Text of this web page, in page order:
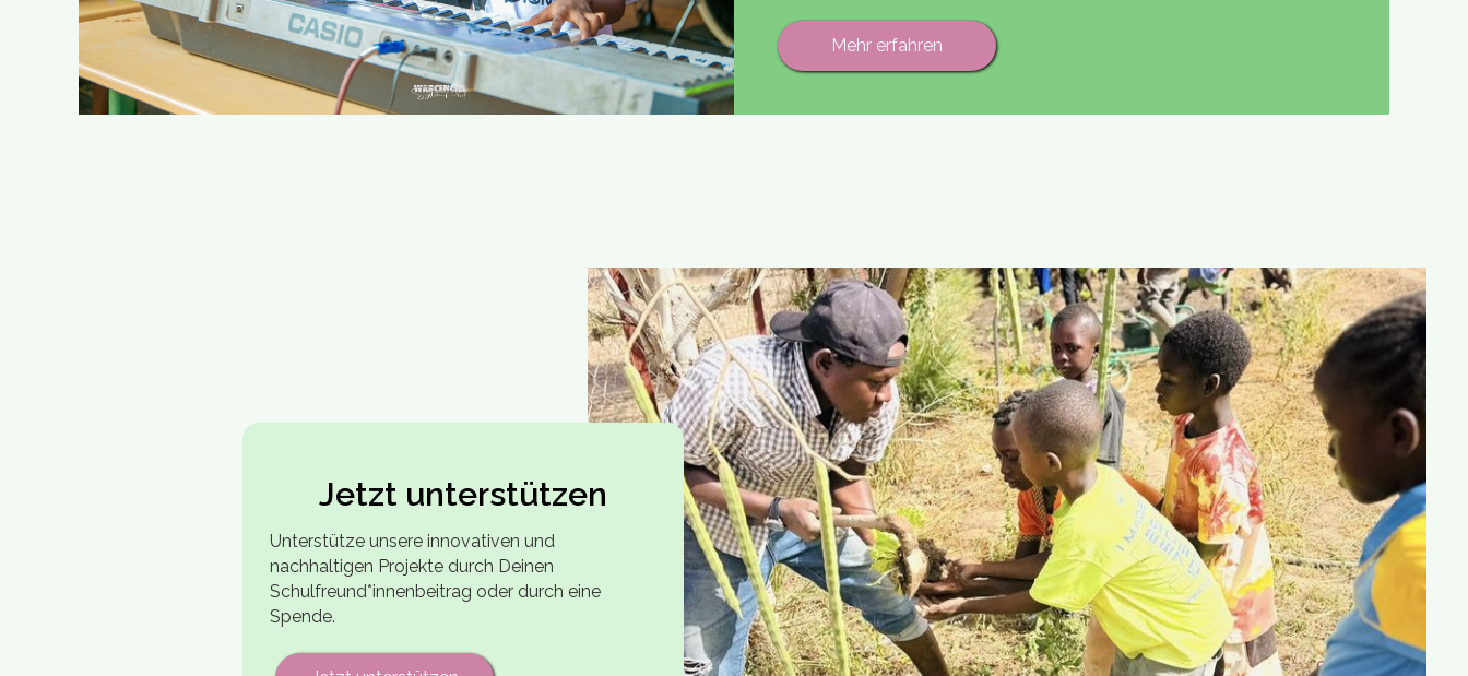
Mehr erfahren
Jetzt unterstützen
Unterstütze unsere innovativen und
nachhaltigen Projekte durch Deinen
Schulfreund*innenbeitrag oder durch eine
Spende.